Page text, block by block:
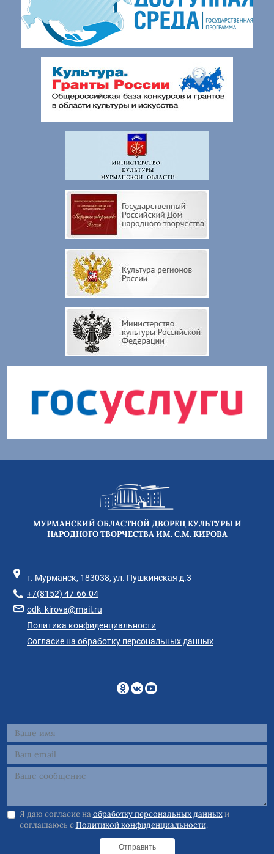
МУРМАНСКИЙ ОБЛАСТНОЙ ДВОРЕЦ КУЛЬТУРЫ И
НАРОДНОГО ТВОРЧЕСТВА ИМ. С.М. КИРОВА
г. Мурманск, 183038, ул. Пушкинская д.3
+7(8152) 47-66-04
odk_kirova@mail.ru
Политика конфиденциальности
Согласие на обработку персональных данных
Я даю согласие наобработку персональных данныхи
соглашаюсь сПолитикой конфиденциальности.
Отправить